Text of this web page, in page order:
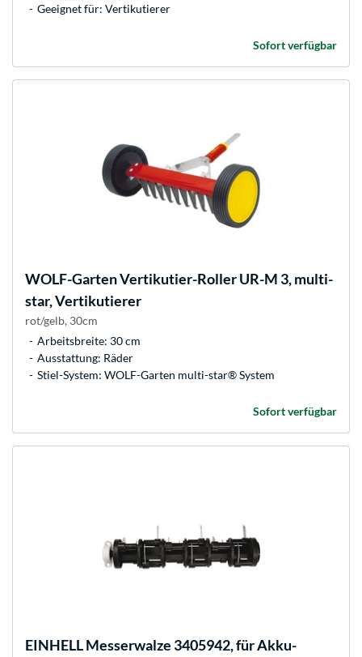
Geeignet für: Vertikutierer
Sofort verfügbar
WOLF-GartenVertikutier-Roller UR-M 3, multi-
star, Vertikutierer
rot/gelb, 30cm
Arbeitsbreite: 30 cm
Ausstattung: Räder
Stiel-System: WOLF-Garten multi-star® System
Sofort verfügbar
EINHELLMesserwalze 3405942, für Akku-